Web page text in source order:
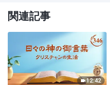
関連記事
12:42